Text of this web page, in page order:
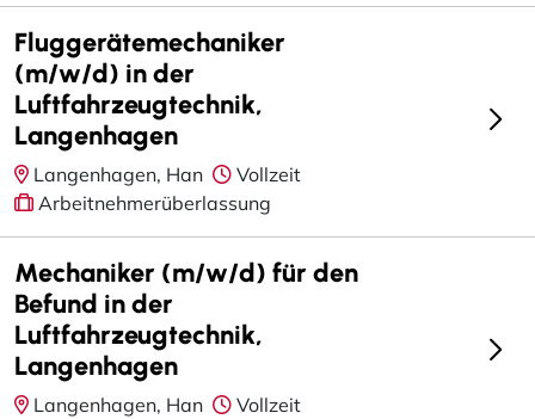
Fluggerätemechaniker
(m/w/d) in der
Luftfahrzeugtechnik,
Langenhagen
Langenhagen, Han
Vollzeit
Arbeitnehmerüberlassung
Mechaniker (m/w/d) für den
Befund in der
Luftfahrzeugtechnik,
Langenhagen
Langenhagen, Han
Vollzeit